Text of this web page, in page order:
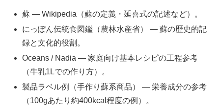
蘇 — Wikipedia（蘇の定義・延喜式の記述など）。
にっぽん伝統食図鑑（農林水産省） — 蘇の歴史的記
録と文化的役割。
Oceans / Nadia — 家庭向け基本レシピの工程参考
（牛乳1Lでの作り方）。
製品ラベル例（手作り蘇系商品） — 栄養成分の参考
（100gあたり約400kcal程度の例）。